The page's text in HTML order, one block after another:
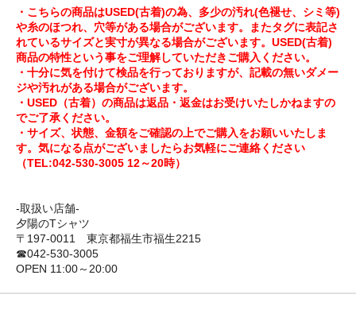
・こちらの商品はUSED(古着)の為、多少の汚れ(色褪せ、シミ等)
や糸のほつれ、穴等がある場合がございます。またタグに表記さ
れているサイズと実寸が異なる場合がございます。USED(古着)
商品の特性という事をご理解していただきご購入ください。
・十分に気を付けて検品を行っておりますが、記載の無いダメー
ジや汚れがある場合がございます。
・USED（古着）の商品は返品・返金はお受けいたしかねますの
でご了承ください。
・サイズ、状態、金額をご確認の上でご購入をお願いいたしま
す。気になる点がございましたらお気軽にご連絡ください
（TEL:042-530-3005 12～20時）
-取扱い店舗-
夕陽のTシャツ
〒197-0011 東京都福生市福生2215
☎042-530-3005
OPEN 11:00～20:00